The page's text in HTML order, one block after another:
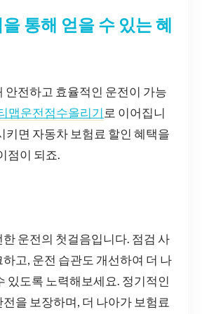
통해 얻을 수 있는 혜
안전하고 효율적인 운전이 가능
맵운전점수올리기 로 이어집니
키면 자동차 보험료 할인 혜택을
점이 되죠.
운전의 첫걸음입니다. 점검 사
고, 운전 습관도 개선하여 더 나
있도록 노력해보세요. 정기적인
을 보장하며, 더 나아가 보험료